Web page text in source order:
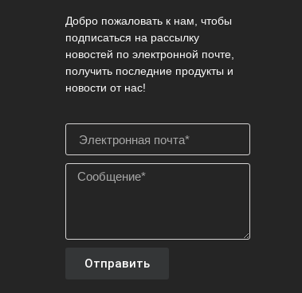
Добро пожаловать к нам, чтобы
подписаться на рассылку
новостей по электронной почте,
получить последние продукты и
новости от нас!
Отправить